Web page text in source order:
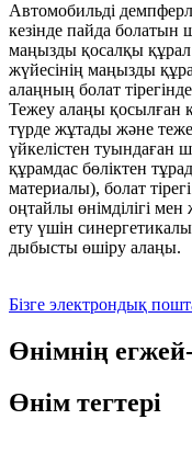
Автомобильді
кезінде пайда болатын
маңызды қосалқы
жүйесінің маңызды
алаңның болат
Тежеу алаңы қосылған
түрде жұтады және
үйкелістен туындаған
құрамдас бөліктен
материалы), болат
оңтайлы өнімділігі
ету үшін
дыбысты өшіру алаңы.
Бізге электрондық
Өнімнің
Өнім тегтері